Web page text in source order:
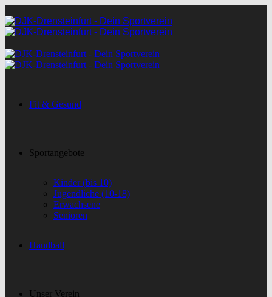
Fit & Gesund
Sportangebote
Kinder (bis 10)
Jugendliche (10-18)
Erwachsene
Senioren
Handball
Unser Verein